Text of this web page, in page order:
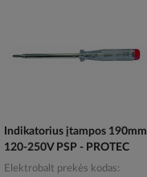
Indikatorius įtampos 190mm
120-250V PSP - PROTEC
Elektrobalt prekės kodas